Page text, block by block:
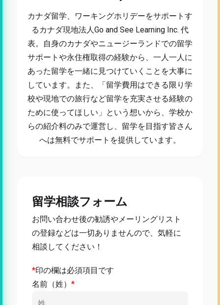
カナダ留学、ワーキングホリデーをサポートす
るカナダ現地法人Go and See Learning Inc. 代
表。自身のカナダやニュージーランドでの留学
サポートや永住権取得の経験から、一人一人に
あった留学を一緒に見つけていくことを大事に
しています。また、「留学費用はできる限り学
校や現地での旅行など留学を充実させる経験の
ために使ってほしい」という想いから、学校か
らの紹介料のみで運営し、留学を目指す皆さん
へは無料でサポートを提供しています。
留学相談フォーム
お問い合わせ後の勧誘やメーリングリスト
の登録などは一切ありませんので、気軽に
相談してください！
*印の欄は必須項目です
名前（姓） *